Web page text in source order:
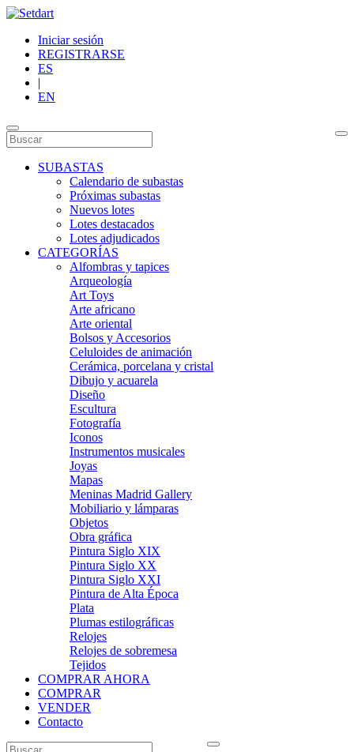
Iniciar sesión
REGISTRARSE
ES
|
EN
SUBASTAS
Calendario de subastas
Próximas subastas
Nuevos lotes
Lotes destacados
Lotes adjudicados
CATEGORÍAS
Alfombras y tapices
Arqueología
Art Toys
Arte africano
Arte oriental
Bolsos y Accesorios
Celuloides de animación
Cerámica, porcelana y cristal
Dibujo y acuarela
Diseño
Escultura
Fotografía
Iconos
Instrumentos musicales
Joyas
Mapas
Meninas Madrid Gallery
Mobiliario y lámparas
Objetos
Obra gráfica
Pintura Siglo XIX
Pintura Siglo XX
Pintura Siglo XXI
Pintura de Alta Época
Plata
Plumas estilográficas
Relojes
Relojes de sobremesa
Tejidos
COMPRAR AHORA
COMPRAR
VENDER
Contacto